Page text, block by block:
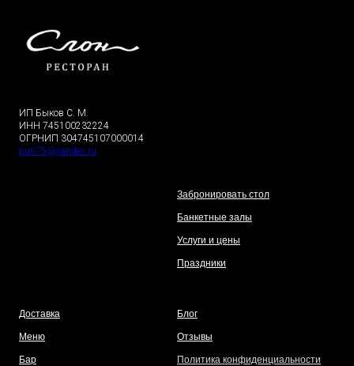
ИП Быков С. М.
ИНН 745100232224
ОГРНИП 304745107000014
pun75@yandex.ru
Забронировать стол
Банкетные залы
Услуги и цены
Праздники
Доставка
Меню
Бар
Блог
Отзывы
Политика конфиденциальности